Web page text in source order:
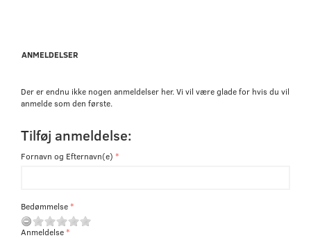
ANMELDELSER
Der er endnu ikke nogen anmeldelser her. Vi vil være glade for hvis du vil
anmelde som den første.
Tilføj anmeldelse:
Fornavn og Efternavn(e)
Bedømmelse
Anmeldelse